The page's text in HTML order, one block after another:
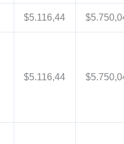
$5.116,44
$5.116,44